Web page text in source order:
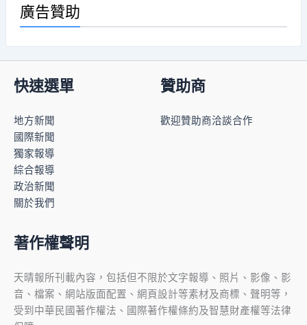
廣告贊助
快速選單
地方新聞
國際新聞
獨家報導
綜合報導
政治新聞
關於我們
贊助商
歡迎贊助商洽談合作
著作權聲明
天晴報所刊載內容，包括但不限於文字報導、照片、影像、影
音、檔案、網站版面配置、網頁設計等素材及商標、聲明等，
受到中華民國著作權法、國際著作權條約及智慧財產權等法律